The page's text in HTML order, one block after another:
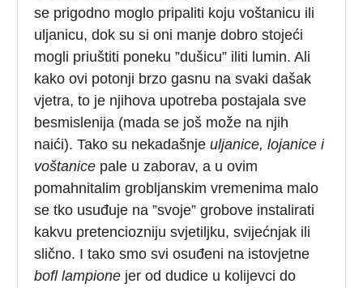
se prigodno moglo pripaliti koju voštanicu ili
uljanicu, dok su si oni manje dobro stojeći
mogli priuštiti poneku ”dušicu” iliti lumin. Ali
kako ovi potonji brzo gasnu na svaki dašak
vjetra, to je njihova upotreba postajala sve
besmislenija (mada se još može na njih
naići). Tako su nekadašnjeuljanice, lojanice i
voštanice pale u zaborav, a u ovim
pomahnitalim grobljanskim vremenima malo
se tko usuđuje na ”svoje” grobove instalirati
kakvu pretenciozniju svjetiljku, svijećnjak ili
slično. I tako smo svi osuđeni na istovjetne
bofl lampione jer od dudice u kolijevci do